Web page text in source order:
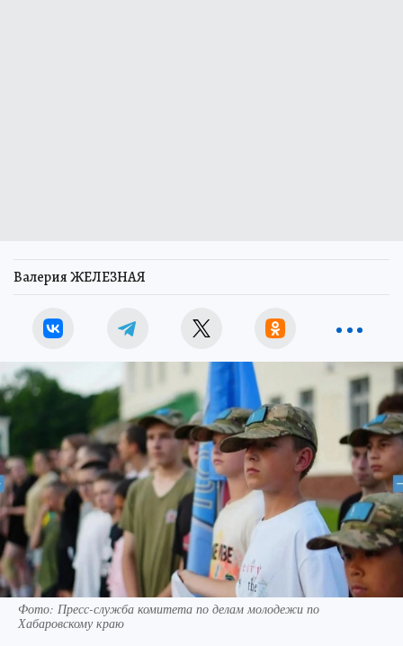
Валерия ЖЕЛЕЗНАЯ
Фото: Пресс-служба комитета по делам молодежи по
Хабаровскому краю